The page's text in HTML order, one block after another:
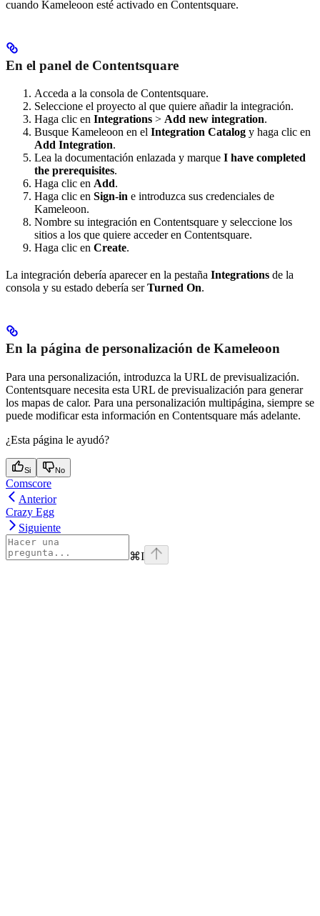
cuando Kameleoon esté activado en Contentsquare.
En el panel de Contentsquare
Acceda a la consola de Contentsquare.
Seleccione el proyecto al que quiere añadir la integración.
Haga clic en Integrations > Add new integration.
Busque Kameleoon en el Integration Catalog y haga clic en
Add Integration.
Lea la documentación enlazada y marque I have completed
the prerequisites.
Haga clic en Add.
Haga clic en Sign-in e introduzca sus credenciales de
Kameleoon.
Nombre su integración en Contentsquare y seleccione los
sitios a los que quiere acceder en Contentsquare.
Haga clic en Create.
La integración debería aparecer en la pestaña Integrations de la
consola y su estado debería serTurned On.
En la página de personalización de Kameleoon
Para una personalización, introduzca la URL de previsualización.
Contentsquare necesita esta URL de previsualización para generar
los mapas de calor. Para una personalización multipágina, siempre se
puede modificar esta información en Contentsquare más adelante.
¿Esta página le ayudó?
Si No
Comscore
Anterior
Crazy Egg
Siguiente
⌘I